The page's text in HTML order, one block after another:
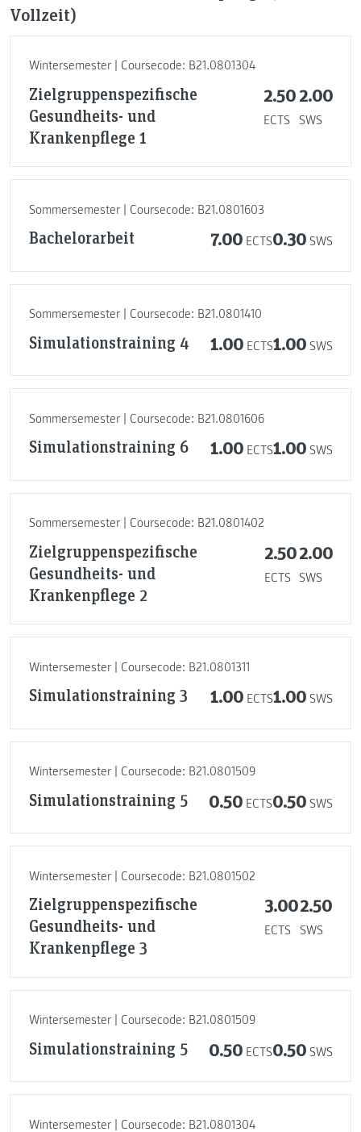
Vollzeit)
Wintersemester | Coursecode: B21.0801304
Zielgruppenspezifische
Gesundheits- und
Krankenpflege 1
2.50
ECTS
2.00
SWS
Sommersemester | Coursecode: B21.0801603
Bachelorarbeit 7.00 ECTS0.30 SWS
Sommersemester | Coursecode: B21.0801410
Simulationstraining 4 1.00 ECTS1.00 SWS
Sommersemester | Coursecode: B21.0801606
Simulationstraining 6 1.00 ECTS1.00 SWS
Sommersemester | Coursecode: B21.0801402
Zielgruppenspezifische
Gesundheits- und
Krankenpflege 2
2.50
ECTS
2.00
SWS
Wintersemester | Coursecode: B21.0801311
Simulationstraining 3 1.00 ECTS1.00 SWS
Wintersemester | Coursecode: B21.0801509
Simulationstraining 5 0.50 ECTS0.50 SWS
Wintersemester | Coursecode: B21.0801502
Zielgruppenspezifische
Gesundheits- und
Krankenpflege 3
3.00
ECTS
2.50
SWS
Wintersemester | Coursecode: B21.0801509
Simulationstraining 5 0.50 ECTS0.50 SWS
Wintersemester | Coursecode: B21.0801304